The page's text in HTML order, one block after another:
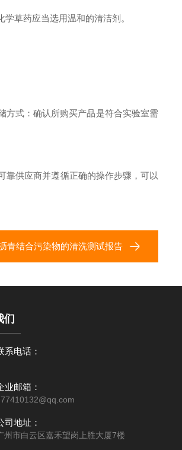
草药应当选用温和的清洁剂。
方式：确认所购买产品是符合实验室需
供应商并遵循正确的操作步骤，可以
青结合污染物的清洗测试报告
们
系电话：
业邮箱：
司地址：
州市白云区嘉禾望岗上胜大厦7楼